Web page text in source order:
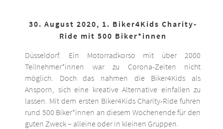
30. August 2020, 1. Biker4Kids Charity-
Ride mit 500 Biker*innen
Düsseldorf. Ein Motorradkorso mit über 2000
Teilnehmer*innen war zu Corona-Zeiten nicht
möglich. Doch das nahmen die Biker4Kids als
Ansporn, sich eine kreative Alternative einfallen zu
lassen. Mit dem ersten Biker4Kids Charity-Ride fuhren
rund 500 Biker*innen an diesem Wochenende für den
guten Zweck – alleine oder in kleinen Gruppen.